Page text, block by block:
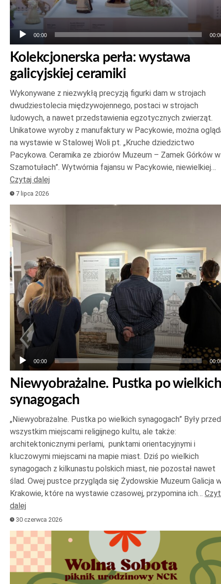
00:00
Kolekcjonerska perła: wystawa
galicyjskiej ceramiki
Wykonywane z niezwykłą precyzją figurki dam w strojach
dwudziestolecia międzywojennego, postaci w strojach
ludowych, a nawet przedstawienia egzotycznych zwierząt.
Unikatowe wyroby z manufaktury w Pacykowie, można
na wystawie w Stalowej Woli pt. „Kruche dziedzictwo
Pacykowa. Ceramika ze zbiorów Muzeum – Zamek Górków w
Szamotułach”. Wytwórnia fajansu w Pacykowie, niewielkiej…
Czytaj dalej
7 lipca 2026
Odtwarzacz
plików
dźwiękowych
00:00
Niewyobrażalne. Pustka po wielkich
synagogach
„Niewyobrażalne. Pustka po wielkich synagogach” Były
wszystkim miejscami religijnego kultu, ale także:
architektonicznymi perłami, punktami orientacyjnymi i
kluczowymi miejscami na mapie miast. Dziś po wielkich
synagogach z kilkunastu polskich miast, nie pozostał nawet
ślad. Owej pustce przygląda się Żydowskie Muzeum Galicja
Krakowie, które na wystawie czasowej, przypomina ich…
dalej
30 czerwca 2026
Odtwarzacz
plików
dźwiękowych